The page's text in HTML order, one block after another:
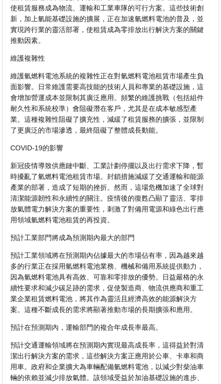
使租賃服務成為物流、運輸和工業車隊的可行方案。這些技術創
新，加上氫能基礎設施的擴展，正在加速氫燃料電池的普及，並
實現跨行業的靈活部署，使租賃成為零排放出行解決方案的關鍵
推動因素。
維護複雜性
維護氫燃料電池系統的複雜性正在對氫燃料電池租賃市場產生負
面影響。日常維護需要高技能的技術人員和專業的基礎設施，這
會增加營運成本並限制其廣泛應用。頻繁的維護挑戰（包括組件
耐久性和系統校準）會阻礙潛在客戶，尤其是在成本敏感型產
業。這種複雜性阻礙了擴充性，減緩了租賃服務的擴張，並限制
了更廣泛的市場滲透，最終阻礙了整體成長動能。
COVID-19的影響
新冠疫情導致供應鏈中斷、工業計劃停擺以及出行需求下降，暫
時擾亂了氫燃料電池租賃市場。封鎖措施減緩了交通運輸和能源
產業的部署，造成了短期的挫折。然而，這場危機加速了全球對
清潔能源韌性和永續性的關注。疫情後的復甦凸顯了靈活、零排
放氣體電力解決方案的重要性，刺激了對備用電源和綠色出行應
用領域氫燃料電池租賃的再投資。
預計工業部門將成為預測期內最大的部門
預計工業領域將在預測期內佔據最大的市場佔有率，因為越來越
多的行業正在採用氫燃料電池業務、機械和備用系統提供動力，
因為氫燃料電池具有高效、可靠和零排放的優勢。日益嚴格的永
續性要求和減少碳足跡的需求，促使製造商、物流供應商和重工
業企業租賃燃料電池，將其作為靈活且經濟高效的能源解決方
案。這種不斷成長的需求將顯著推動市場的長期擴張和應用。
預計在預測期內，運輸部門的複合年成長率最高。
預計交通運輸領域將在預測期內實現最高成長率，這得益於對清
潔出行解決方案的需求，這些解決方案正應用於公車、卡車和商
用車。政府和企業擴大為車輛配備氫燃料電池，以減少對柴油車
輛的依賴並減少排放氣體。該領域受益於加油基礎設施的進步、